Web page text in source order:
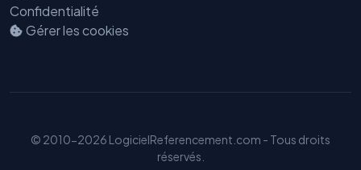
Confidentialité
Gérer les cookies
© 2010-2026 LogicielReferencement.com - Tous droits
réservés.